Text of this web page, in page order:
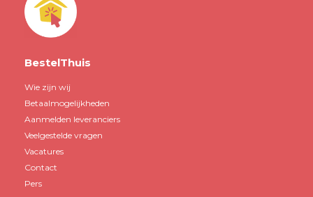
BestelThuis
Wie zijn wij
Betaalmogelijkheden
Aanmelden leveranciers
Veelgestelde vragen
Vacatures
Contact
Pers